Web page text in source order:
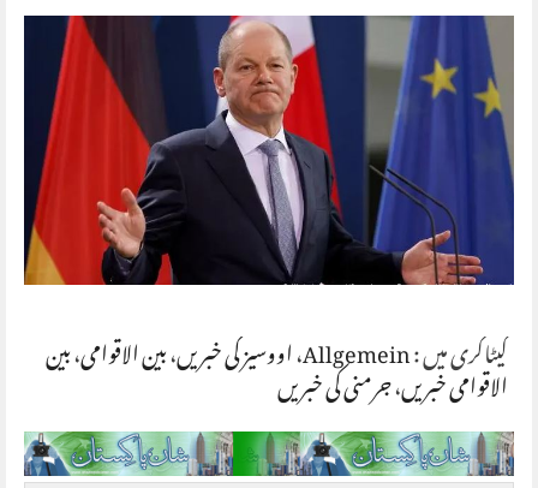
کیٹاگری میں :Allgemein،اووسیز کی خبریں،بین الاقوامی،بین الاقوامی خبریں،جرمنی کی خبریں